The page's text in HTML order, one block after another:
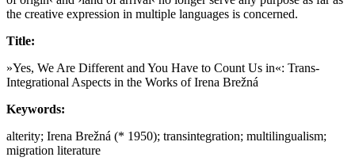
the creative expression in multiple languages is concerned.
Title:
»Yes, We Are Different and You Have to Count Us in«: Trans-
Integrational Aspects in the Works of Irena Brežná
Keywords:
alterity; Irena Brežná (* 1950); transintegration; multilingualism;
migration literature